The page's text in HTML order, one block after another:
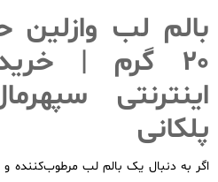
بالم لب وازلین
20 گرم |
اینترنتی
پلکانی
اگر به دنبال یک بالم لب مرطوب‌کننده